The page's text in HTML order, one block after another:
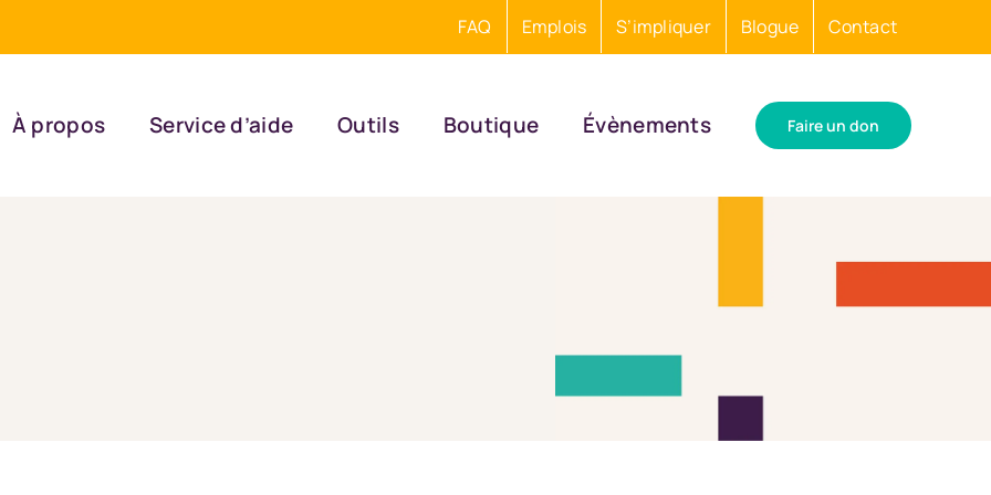
FAQ Emplois S’impliquer Blogue Contact
À propos Service d’aide Outils Boutique Évènements Faire un don